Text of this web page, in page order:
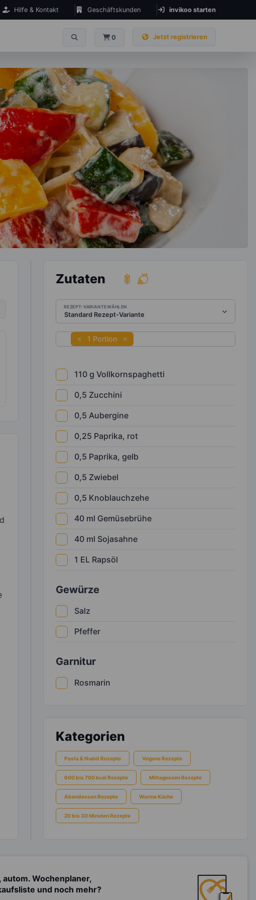
Hilfe & Kontakt Geschäftskunden invikoo starten
0 Jetzt registrieren
Zutaten
REZEPT-VARIANTE WÄHLEN
1 Portion
110 g Vollkornspaghetti
0,5 Zucchini
0,5 Aubergine
0,25 Paprika, rot
0,5 Paprika, gelb
0,5 Zwiebel
0,5 Knoblauchzehe
40 ml Gemüsebrühe
40 ml Sojasahne
1 EL Rapsöl
Gewürze
Salz
Pfeffer
Garnitur
Rosmarin
Kategorien
Pasta & Nudel Rezepte Vegane Rezepte
600 bis 700 kcal Rezepte Mittagessen Rezepte
Abendessen Rezepte Warme Küche
20 bis 30 Minuten Rezepte
Wochenplaner,
und noch mehr?